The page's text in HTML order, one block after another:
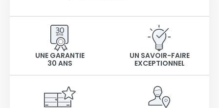
UNE GARANTIE
30 ANS
UN SAVOIR-FAIRE
EXCEPTIONNEL